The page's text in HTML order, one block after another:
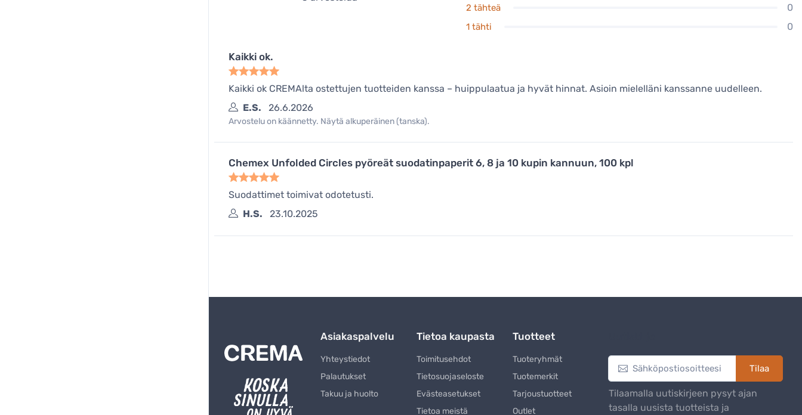
2 tähteä 0
1 tähti 0
Kaikki ok.
Kaikki ok CREMAlta ostettujen tuotteiden kanssa – huippulaatua ja hyvät hinnat. Asioin mielelläni kanssanne uudelleen.
E.S.
26.6.2026
Arvostelu on käännetty. Näytä alkuperäinen (tanska).
Chemex Unfolded Circles pyöreät suodatinpaperit 6, 8 ja 10 kupin kannuun, 100 kpl
Suodattimet toimivat odotetusti.
H.S.
23.10.2025
Asiakaspalvelu
Yhteystiedot
Palautukset
Takuu ja huolto
Tietoa kaupasta
Toimitusehdot
Tietosuojaseloste
Evästeasetukset
Tietoa meistä
Tuotteet
Tuoteryhmät
Tuotemerkit
Tarjoustuotteet
Outlet
Tilaa
Tilaamalla uutiskirjeen pysyt ajan
tasalla uusista tuotteista ja